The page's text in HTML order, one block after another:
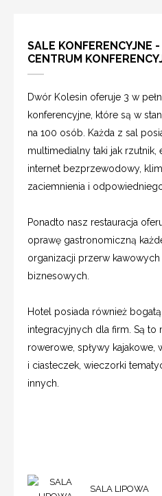
SALE KONFERENCYJNE
CENTRUM
Dwór Kolesin oferuje 3 w
konferencyjne, które są w
na 100 osób. Każda z sal
multimedialny taki jak rzutnik,
internet bezprzewodowy,
zaciemnienia i odpowiedniego
Ponadto nasz restauracja
oprawę gastronomiczną
organizacji przerw
biznesowych.
Hotel posiada również
integracyjnych dla firm. Są to
rowerowe, spływy kajakowe,
i ciasteczek, wieczorki
innych.
SALA LIPOWA